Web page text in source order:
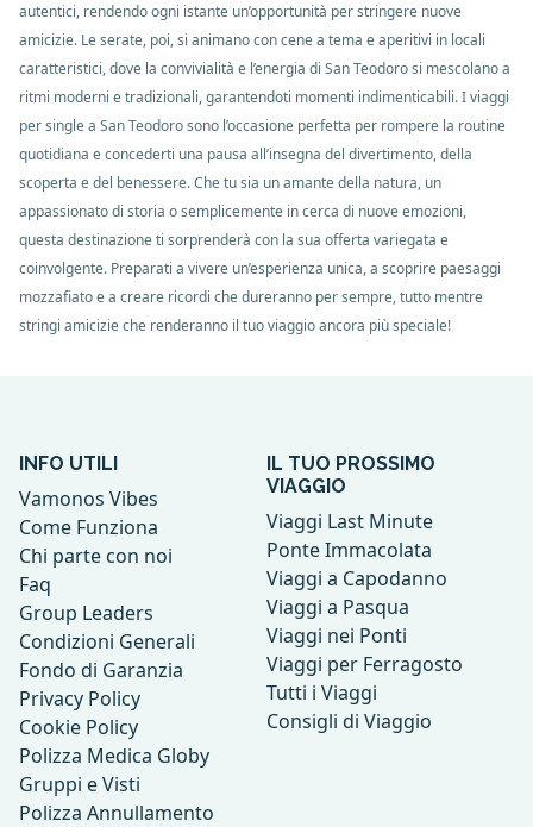
autentici, rendendo ogni istante un’opportunità per stringere nuove
amicizie. Le serate, poi, si animano con cene a tema e aperitivi in locali
caratteristici, dove la convivialità e l’energia di San Teodoro si mescolano a
ritmi moderni e tradizionali, garantendoti momenti indimenticabili. I viaggi
per single a San Teodoro sono l’occasione perfetta per rompere la routine
quotidiana e concederti una pausa all’insegna del divertimento, della
scoperta e del benessere. Che tu sia un amante della natura, un
appassionato di storia o semplicemente in cerca di nuove emozioni,
questa destinazione ti sorprenderà con la sua offerta variegata e
coinvolgente. Preparati a vivere un’esperienza unica, a scoprire paesaggi
mozzafiato e a creare ricordi che dureranno per sempre, tutto mentre
stringi amicizie che renderanno il tuo viaggio ancora più speciale!
INFO UTILI
Vamonos Vibes
Come Funziona
Chi parte con noi
Faq
Group Leaders
Condizioni Generali
Fondo di Garanzia
Privacy Policy
Cookie Policy
Polizza Medica Globy
Gruppi e Visti
Polizza Annullamento
IL TUO PROSSIMO
VIAGGIO
Viaggi Last Minute
Ponte Immacolata
Viaggi a Capodanno
Viaggi a Pasqua
Viaggi nei Ponti
Viaggi per Ferragosto
Tutti i Viaggi
Consigli di Viaggio